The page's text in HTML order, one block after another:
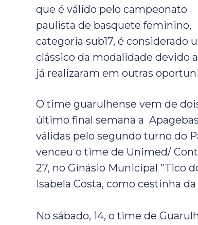
que é válido pelo campeonato
paulista de basquete feminino,
categoria sub17, é considerado
clássico da modalidade devido
já realizaram em outras
O time guarulhense vem de
último final semana a
válidas pelo segundo turno do
venceu o time de Unimed/
27, no Ginásio Municipal "Tico
Isabela Costa, como cestinha
No sábado, 14, o time de